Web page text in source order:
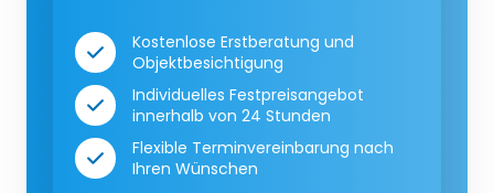
Kostenlose Erstberatung und
Objektbesichtigung
Individuelles Festpreisangebot
innerhalb von 24 Stunden
Flexible Terminvereinbarung nach
Ihren Wünschen